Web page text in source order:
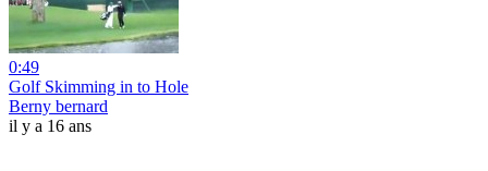
0:49
Golf Skimming in to Hole
Berny bernard
il y a 16 ans